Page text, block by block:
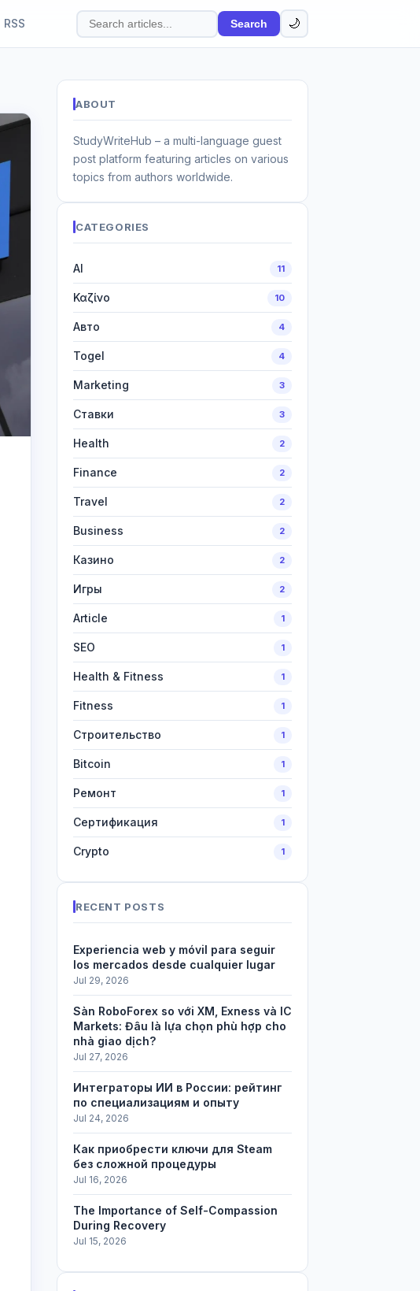
RSS
Search
articles
Search 🌙
ABOUT
StudyWriteHub – a multi-language guest
post platform featuring articles on various
topics from authors worldwide.
CATEGORIES
AI 11
Καζίνο 10
Авто 4
Togel 4
Marketing 3
Ставки 3
Health 2
Finance 2
Travel 2
Business 2
Казино 2
Игры 2
Article 1
SEO 1
Health & Fitness 1
Fitness 1
Строительство 1
Bitcoin 1
Ремонт 1
Сертификация 1
Crypto 1
RECENT POSTS
Experiencia web y móvil para seguir
los mercados desde cualquier lugar
Jul 29, 2026
Sàn RoboForex so với XM, Exness và IC
Markets: Đâu là lựa chọn phù hợp cho
nhà giao dịch?
Jul 27, 2026
Интеграторы ИИ в России: рейтинг
по специализациям и опыту
Jul 24, 2026
Как приобрести ключи для Steam
без сложной процедуры
Jul 16, 2026
The Importance of Self-Compassion
During Recovery
Jul 15, 2026